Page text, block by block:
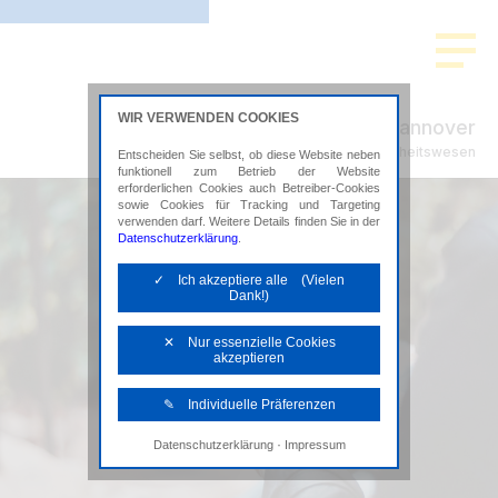
ADVISION Hannover
Steuerberatung im Gesundheitswesen
WIR VERWENDEN COOKIES
Entscheiden Sie selbst, ob diese Website neben
funktionell zum Betrieb der Website
erforderlichen Cookies auch Betreiber-Cookies
sowie Cookies für Tracking und Targeting
verwenden darf. Weitere Details finden Sie in der
Datenschutzerklärung
✓ Ich akzeptiere alle (Vielen
Dank!)
✕ Nur essenzielle Cookies
akzeptieren
✎ Individuelle Präferenzen
Notwendige Cookies
Diese Cookies sind erforderlich, um die
Datenschutzerklärung· Impressum